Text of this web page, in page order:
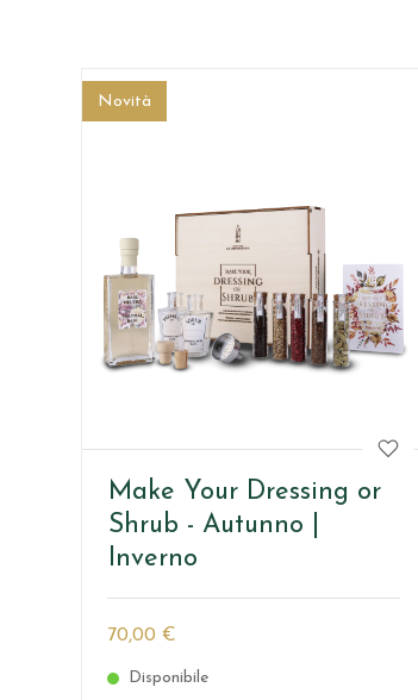
Novità
Make Your Dressing or
Shrub - Autunno |
Inverno
70,00 €
Disponibile